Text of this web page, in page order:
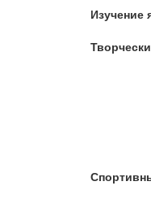
Изучение